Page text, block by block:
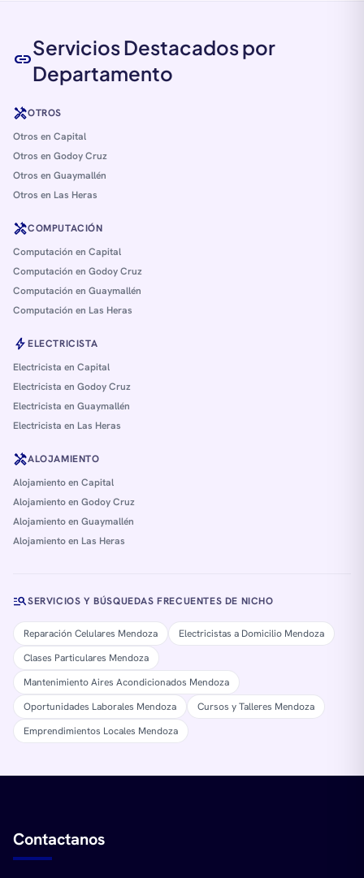
link
Servicios Destacados por
Departamento
handymanOTROS
Otros en Capital
Otros en Godoy Cruz
Otros en Guaymallén
Otros en Las Heras
handymanCOMPUTACIÓN
Computación en Capital
Computación en Godoy Cruz
Computación en Guaymallén
Computación en Las Heras
boltELECTRICISTA
Electricista en Capital
Electricista en Godoy Cruz
Electricista en Guaymallén
Electricista en Las Heras
handymanALOJAMIENTO
Alojamiento en Capital
Alojamiento en Godoy Cruz
Alojamiento en Guaymallén
Alojamiento en Las Heras
manage_searchSERVICIOS Y BÚSQUEDAS FRECUENTES DE NICHO
Reparación Celulares Mendoza
Electricistas a Domicilio Mendoza
Clases Particulares Mendoza
Mantenimiento Aires Acondicionados Mendoza
Oportunidades Laborales Mendoza
Cursos y Talleres Mendoza
Emprendimientos Locales Mendoza
Contactanos